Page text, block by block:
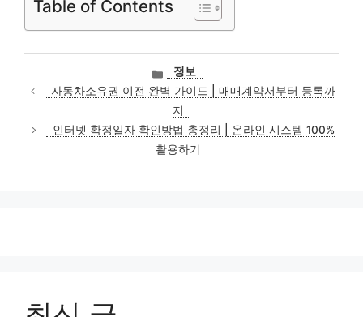
Table of Contents
카
테
고
리
정보
자동차소유권 이전 완벽 가이드 | 매매계약서부터 등록까
지
인터넷 확정일자 확인방법 총정리 | 온라인 시스템 100%
활용하기